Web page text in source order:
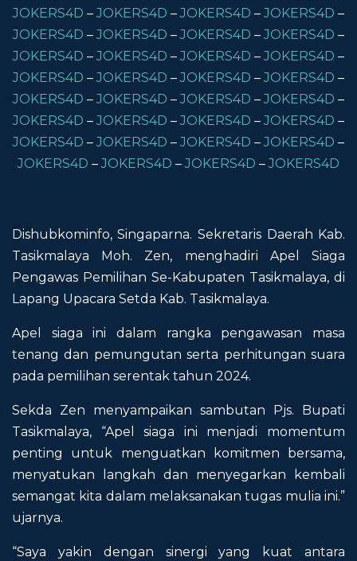
JOKERS4D – JOKERS4D – JOKERS4D – JOKERS4D –
JOKERS4D – JOKERS4D – JOKERS4D – JOKERS4D –
JOKERS4D – JOKERS4D – JOKERS4D – JOKERS4D –
JOKERS4D – JOKERS4D – JOKERS4D – JOKERS4D –
JOKERS4D – JOKERS4D – JOKERS4D – JOKERS4D –
JOKERS4D – JOKERS4D – JOKERS4D – JOKERS4D –
JOKERS4D – JOKERS4D – JOKERS4D – JOKERS4D –
JOKERS4D – JOKERS4D – JOKERS4D – JOKERS4D
Dishubkominfo, Singaparna. Sekretaris Daerah Kab.
Tasikmalaya Moh. Zen, menghadiri Apel Siaga
Pengawas Pemilihan Se-Kabupaten Tasikmalaya, di
Lapang Upacara Setda Kab. Tasikmalaya.
Apel siaga ini dalam rangka pengawasan masa
tenang dan pemungutan serta perhitungan suara
pada pemilihan serentak tahun 2024.
Sekda Zen menyampaikan sambutan Pjs. Bupati
Tasikmalaya, “Apel siaga ini menjadi momentum
penting untuk menguatkan komitmen bersama,
menyatukan langkah dan menyegarkan kembali
semangat kita dalam melaksanakan tugas mulia ini.”
ujarnya.
“Saya yakin dengan sinergi yang kuat antara